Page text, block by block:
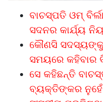
ବାଚସ୍ପତି ଓମ୍‌
ସଦନର କାର୍ଯ୍ୟ
କୌଣସି
ସମୟରେ କହିବାର
ସେ କହିଛନ୍ତି
ବ୍ୟକ୍ତିଙ୍କର ନୁହେଁ